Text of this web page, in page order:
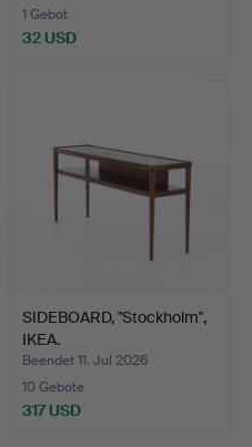
1 Gebot
32 USD
SIDEBOARD, "Stockholm",
IKEA.
Beendet 11. Jul 2026
10 Gebote
317 USD